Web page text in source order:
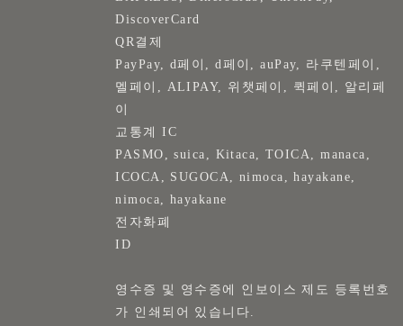
DiscoverCard
QR결제
PayPay, d페이, d페이, auPay, 라쿠텐페이,
멜페이, ALIPAY, 위챗페이, 퀵페이, 알리페
이
교통계 IC
PASMO, suica, Kitaca, TOICA, manaca,
ICOCA, SUGOCA, nimoca, hayakane,
nimoca, hayakane
전자화폐
ID
영수증 및 영수증에 인보이스 제도 등록번호
가 인쇄되어 있습니다.